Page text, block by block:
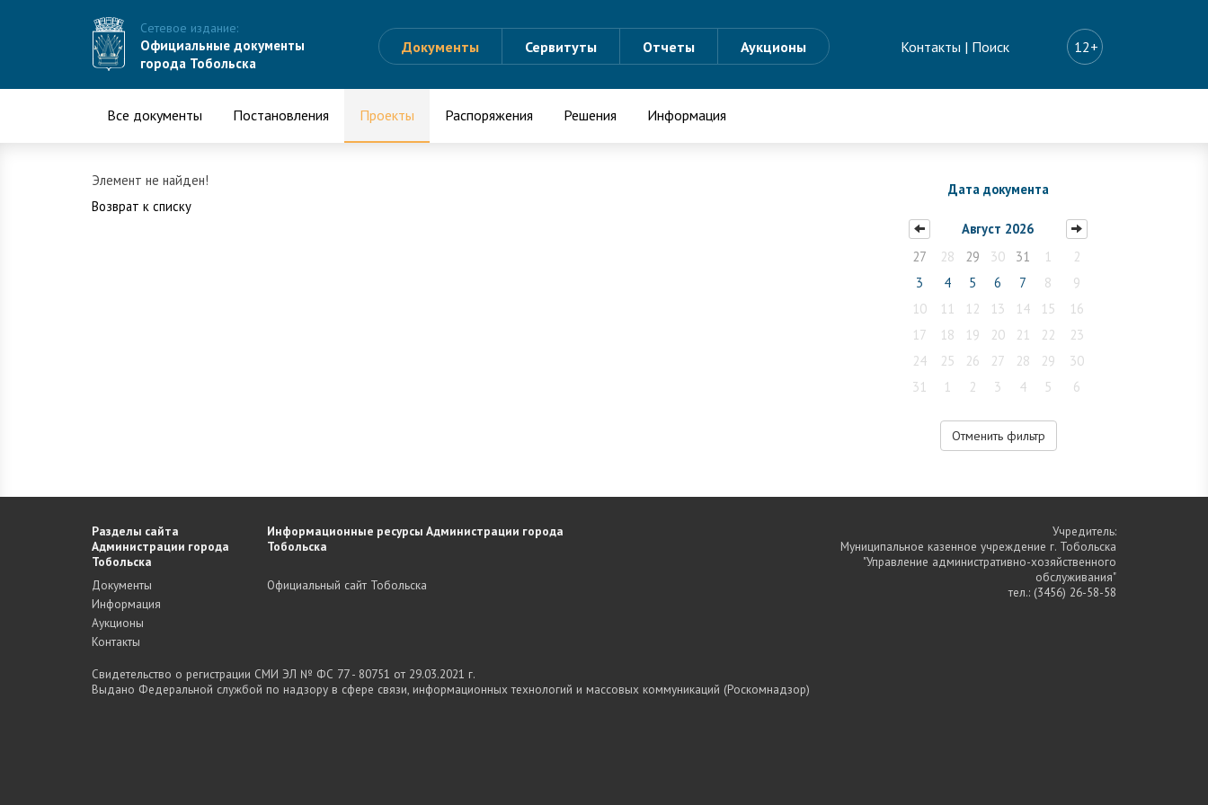
Сетевое издание:
Официальные документы
города Тобольска
Документы Сервитуты Отчеты Аукционы Контакты | Поиск 12+
Все документы Постановления Проекты Распоряжения Решения Информация
Элемент не найден!
Возврат к списку
Дата документа
Август 2026
27
28 29 30 31 1
2
3
4 5 6 7 8
9
10
11 12 13 14 15
16
17
18 19 20 21 22
23
24
25 26 27 28 29
30
31
1 2 3 4 5 6
Отменить фильтр
Разделы сайта
Администрации города
Тобольска
Документы
Информация
Аукционы
Контакты
Информационные ресурсы Администрации города
Тобольска
Официальный сайт Тобольска
Учредитель:
Муниципальное казенное учреждение г. Тобольска
"Управление административно-хозяйственного
обслуживания"
тел.: (3456) 26-58-58
Свидетельство о регистрации СМИ ЭЛ № ФС 77 - 80751 от 29.03.2021 г.
Выдано Федеральной службой по надзору в сфере связи, информационных технологий и массовых коммуникаций (Роскомнадзор)